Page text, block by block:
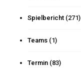
Spielbericht (271)
Teams (1)
Termin (83)